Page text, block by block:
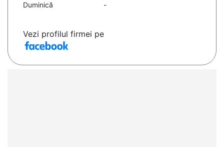
Duminică
-
Vezi profilul firmei pe